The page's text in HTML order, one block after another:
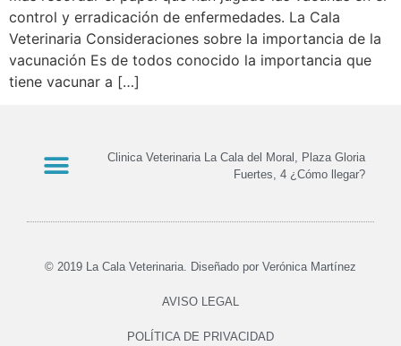
control y erradicación de enfermedades. La Cala
Veterinaria Consideraciones sobre la importancia de la
vacunación Es de todos conocido la importancia que
tiene vacunar a […]
Clinica Veterinaria La Cala del Moral, Plaza Gloria
Fuertes, 4 ¿Cómo llegar?
© 2019 La Cala Veterinaria. Diseñado por Verónica Martínez
AVISO LEGAL
POLÍTICA DE PRIVACIDAD